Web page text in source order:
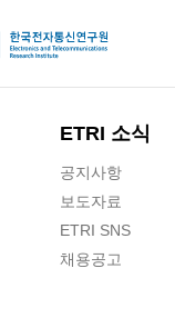
ETRI 소식
공지사항
보도자료
ETRI SNS
채용공고